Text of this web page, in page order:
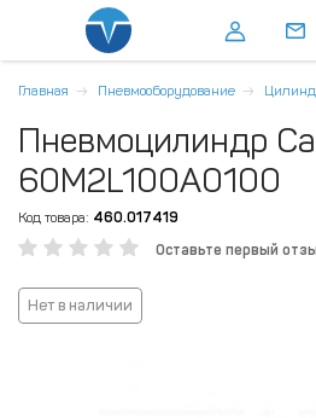
Главная Пневмооборудование
Пневмоцилиндр
60M2L100A0100
Код товара: 460.017419
Оставьте первый
Нет в наличии